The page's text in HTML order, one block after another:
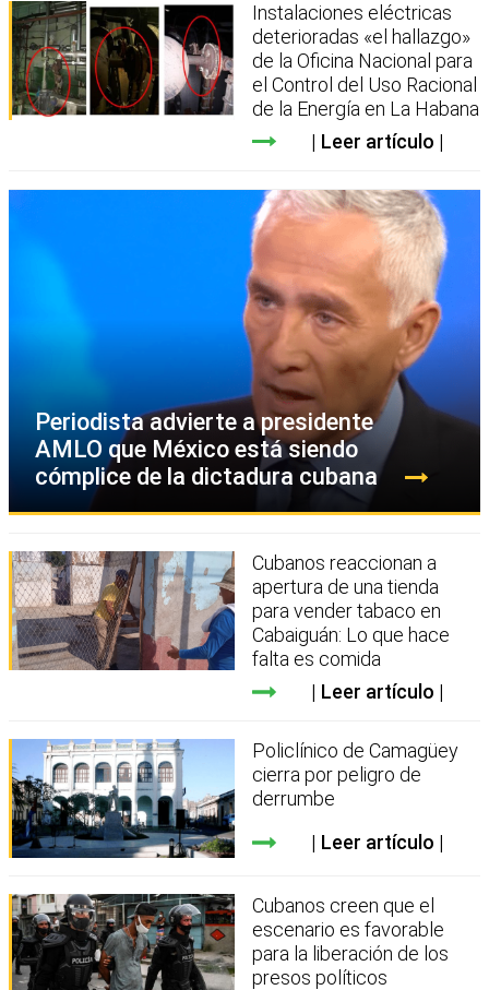
Instalaciones eléctricas
deterioradas «el hallazgo»
de la Oficina Nacional para
el Control del Uso Racional
de la Energía en La Habana
Leer artículo
Periodista advierte a presidente
AMLO que México está siendo
cómplice de la dictadura cubana
Cubanos reaccionan a
apertura de una tienda
para vender tabaco en
Cabaiguán: Lo que hace
falta es comida
Leer artículo
Policlínico de Camagüey
cierra por peligro de
derrumbe
Leer artículo
Cubanos creen que el
escenario es favorable
para la liberación de los
presos políticos